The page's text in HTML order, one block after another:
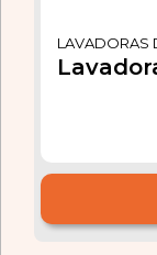
LAVADORAS